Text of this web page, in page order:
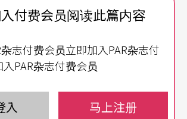
传统」（注），看似取悦观众，却
明），或新创剧本，都让「政治讽
剧场创作里得以发生，也作为时代
付费会员阅读此篇内容
志付费会员立即加入PAR杂志付
PAR杂志付费会员
入 马上注册